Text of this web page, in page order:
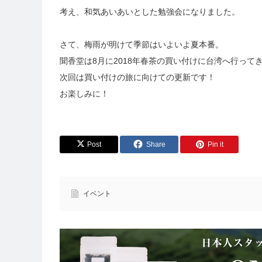
考え、和気あいあいとした勉強会になりました。
さて、梅雨が明けて季節はいよいよ夏本番。
聞香堂は8月に2018年春茶の買い付けに台湾へ行って
次回は買い付けの旅に向けての更新です！
お楽しみに！
Post Share Pin it
イベント